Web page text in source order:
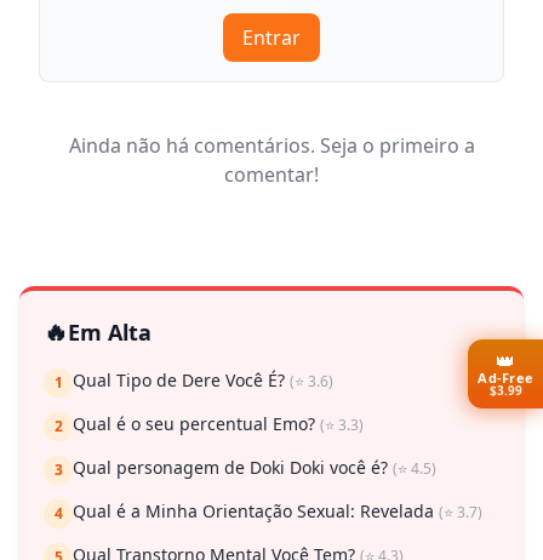
Entrar
Ainda não há comentários. Seja o primeiro a
comentar!
🔥Em Alta
1 Qual Tipo de Dere Você É? (⭐ 3.6)
2 Qual é o seu percentual Emo? (⭐ 3.3)
3 Qual personagem de Doki Doki você é? (⭐ 4.5)
4 Qual é a Minha Orientação Sexual: Revelada (⭐ 3.7)
Qual Transtorno Mental Você Tem?
👑
Ad-Free
$3.99